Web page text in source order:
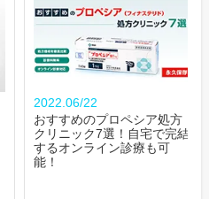
2022.06/22
おすすめのプロペシア処方
クリニック7選！自宅で完結
するオンライン診療も可
能！